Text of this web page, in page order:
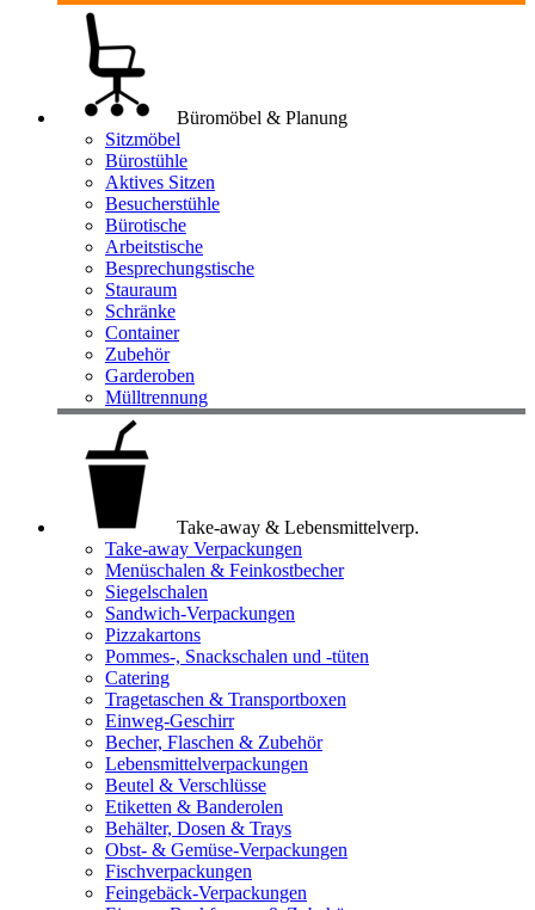
Büromöbel & Planung
Sitzmöbel
Bürostühle
Aktives Sitzen
Besucherstühle
Bürotische
Arbeitstische
Besprechungstische
Stauraum
Schränke
Container
Zubehör
Garderoben
Mülltrennung
Take-away & Lebensmittelverp.
Take-away Verpackungen
Menüschalen & Feinkostbecher
Siegelschalen
Sandwich-Verpackungen
Pizzakartons
Pommes-, Snackschalen und -tüten
Catering
Tragetaschen & Transportboxen
Einweg-Geschirr
Becher, Flaschen & Zubehör
Lebensmittelverpackungen
Beutel & Verschlüsse
Etiketten & Banderolen
Behälter, Dosen & Trays
Obst- & Gemüse-Verpackungen
Fischverpackungen
Feingebäck-Verpackungen